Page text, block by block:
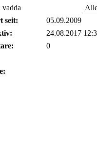
seit:
05.09.2009
24.08.2017
0